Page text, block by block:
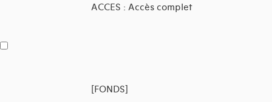
ACCES : Accès complet
[FONDS]